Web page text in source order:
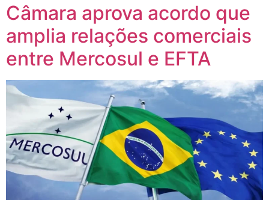
Câmara aprova acordo que
amplia relações comerciais
entre Mercosul e EFTA